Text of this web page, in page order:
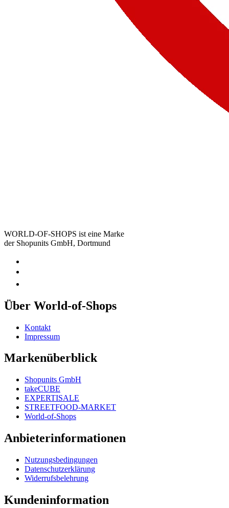
WORLD-OF-SHOPS ist eine Marke
der Shopunits GmbH, Dortmund
Über World-of-Shops
Kontakt
Impressum
Markenüberblick
Shopunits GmbH
takeCUBE
EXPERTISALE
STREETFOOD-MARKET
World-of-Shops
Anbieterinformationen
Nutzungsbedingungen
Datenschutzerklärung
Widerrufsbelehrung
Kundeninformation